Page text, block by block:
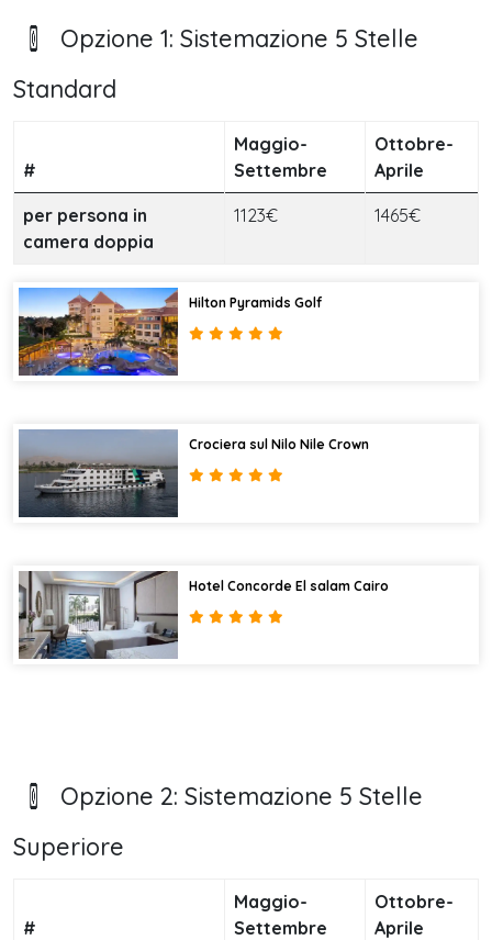
Opzione 1: Sistemazione 5 Stelle
Standard
#
Maggio-
Settembre
Ottobre-
Aprile
per persona in
camera doppia
1123€ 1465€
Hilton Pyramids Golf
Crociera sul Nilo Nile Crown
Hotel Concorde El salam Cairo
Opzione 2: Sistemazione 5 Stelle
Superiore
#
Maggio-
Settembre
Ottobre-
Aprile